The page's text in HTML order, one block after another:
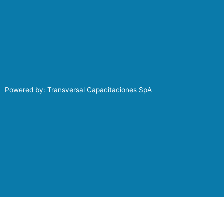
Powered by: Transversal Capacitaciones SpA